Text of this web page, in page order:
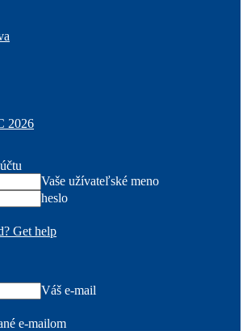
2026
Vaše užívateľské meno
heslo
Get help
Váš e-mail
e-mailom